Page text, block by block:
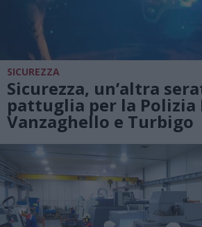
SICUREZZA
Sicurezza, un’altra
pattuglia per la Polizia
Vanzaghello e Turbigo